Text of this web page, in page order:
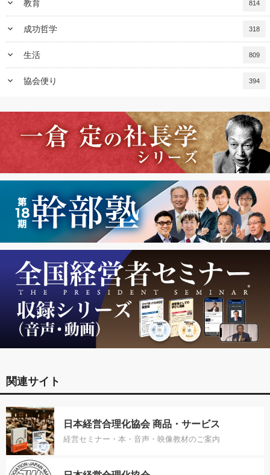
keyboard_arrow_down 教育 814
keyboard_arrow_down 成功哲学 318
keyboard_arrow_down 生活 809
keyboard_arrow_down 協会便り 394
関連サイト
日本経営合理化協会 商品・サービス
経営セミナー・本・音声・映像教材のご案内